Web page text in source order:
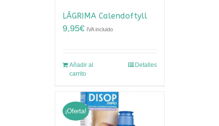
LÁGRIMA Calendoftyll
9,95€ IVA incluido
Añadir al
carrito
Detalles
¡Oferta!